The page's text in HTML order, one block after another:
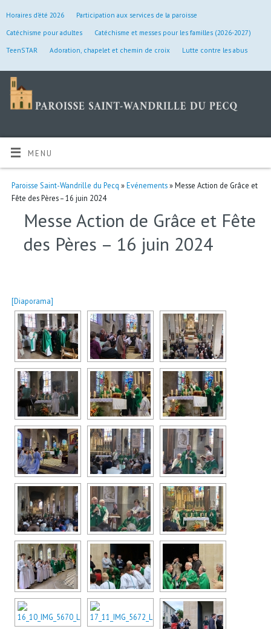
Horaires d’été 2026
Participation aux services de la paroisse
Catéchisme pour adultes
Catéchisme et messes pour les familles (2026-2027)
TeenSTAR
Adoration, chapelet et chemin de croix Lutte contre les abus
MENU
Paroisse Saint-Wandrille du Pecq »Evénements» Messe Action de Grâce et
Fête des Pères – 16 juin 2024
Messe Action de Grâce et Fête
des Pères – 16 juin 2024
[Diaporama]